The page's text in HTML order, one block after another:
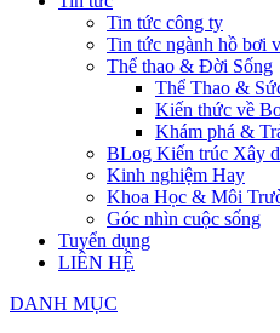
Tin tức công ty
Tin tức ngành hồ bơi
Thể thao & Đời Sống
Thể Thao &
Kiến thức về
Khám phá &
BLog Kiến trúc Xây
Kinh nghiệm Hay
Khoa Học & Môi
Góc nhìn cuộc sống
Tuyển dụng
LIÊN HỆ
DANH MỤC